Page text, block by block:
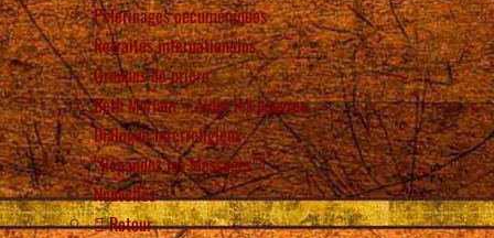
Pèlerinages oecuméniques
Retraites internationales
Groupes de prière
Beth Myriam – Aider les pauvres
Dialogue interreligieux
“Répandez les Messages” !
Nouvelles
Retour